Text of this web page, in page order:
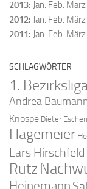
2013: Jan. Feb. März
2012: Jan. Feb. März
2011: Jan. Feb. März
SCHLAGWÖRTER
1. Bezirksliga
Andrea
Knospe Dieter
Hagemeier
Lars Hirschfeld
Rutz
Heinemann